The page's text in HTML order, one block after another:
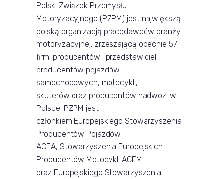
Polski Związek Przemysłu
Motoryzacyjnego (PZPM) jest największą
polską organizacją pracodawców branży
motoryzacyjnej, zrzeszającą obecnie 57
firm: producentów i przedstawicieli
producentów pojazdów
samochodowych, motocykli,
skuterów oraz producentów nadwozi w
Polsce. PZPM jest
członkiem Europejskiego Stowarzyszenia
Producentów Pojazdów
ACEA, Stowarzyszenia Europejskich
Producentów Motocykli ACEM
oraz Europejskiego Stowarzyszenia